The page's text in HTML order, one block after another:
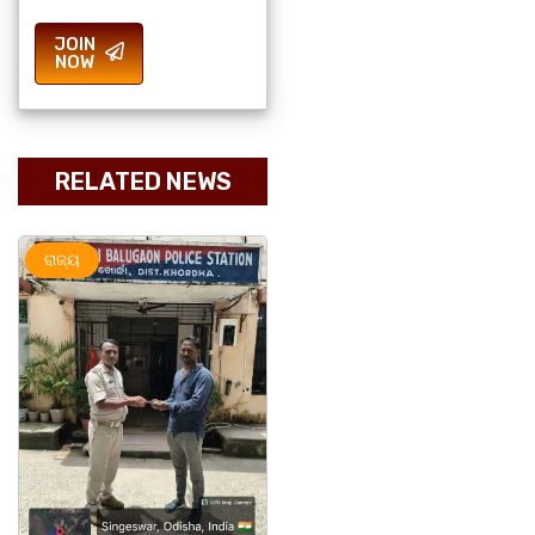
JOIN
NOW
RELATED NEWS
ମହାନଗର